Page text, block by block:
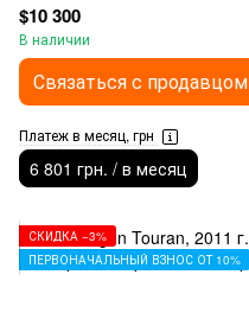
$10 300
В наличии
Связаться с продавцом
Платеж в месяц, грн
6 801 грн. / в месяц
СКИДКА −3%
ПЕРВОНАЧАЛЬНЫЙ ВЗНОС ОТ 10%